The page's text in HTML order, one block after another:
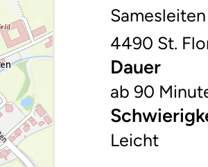
Samesleiten
4490 St.
Dauer
ab 90
Leicht